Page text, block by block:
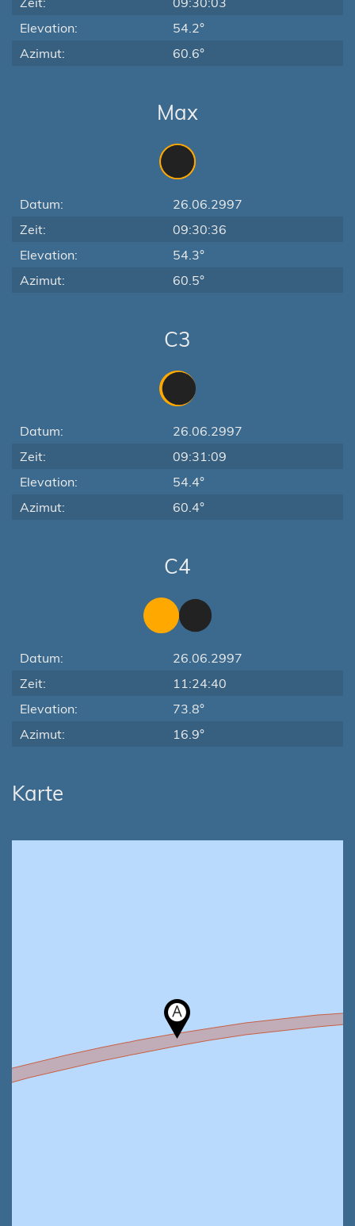
Elevation:
54.2°
Azimut:
60.6°
Max
Datum:
26.06.2997
Zeit:
09:30:36
Elevation:
54.3°
Azimut:
60.5°
C3
Datum:
26.06.2997
Zeit:
09:31:09
Elevation:
54.4°
Azimut:
60.4°
C4
Datum:
26.06.2997
Zeit:
11:24:40
Elevation:
73.8°
Azimut:
16.9°
Karte